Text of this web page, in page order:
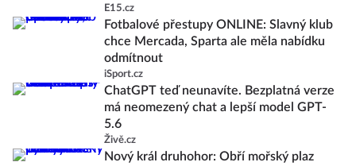
E15.cz
Fotbalové přestupy ONLINE: Slavný klub
chce Mercada, Sparta ale měla nabídku
odmítnout
iSport.cz
ChatGPT teď neunavíte. Bezplatná verze
má neomezený chat a lepší model GPT-
5.6
Živě.cz
Nový král druhohor: Obří mořský plaz